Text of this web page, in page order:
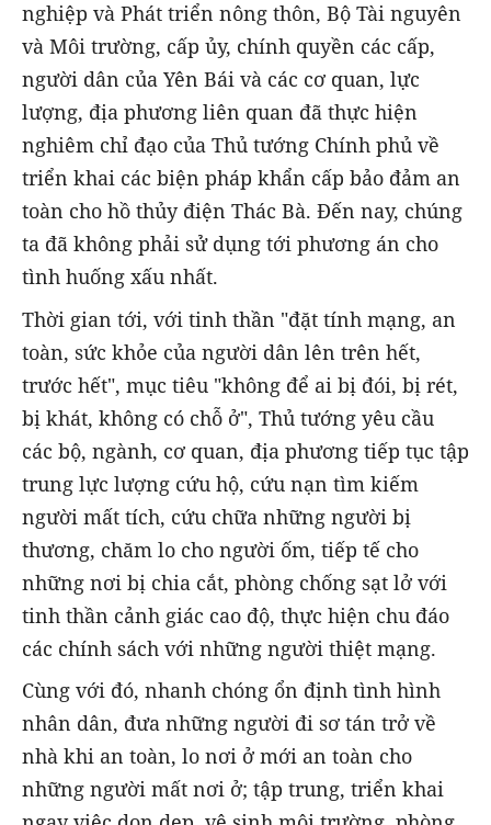
nghiệp và Phát triển nông thôn, Bộ Tài nguyên
và Môi trường, cấp ủy, chính quyền các cấp,
người dân của Yên Bái và các cơ quan, lực
lượng, địa phương liên quan đã thực hiện
nghiêm chỉ đạo của Thủ tướng Chính phủ về
triển khai các biện pháp khẩn cấp bảo đảm an
toàn cho hồ thủy điện Thác Bà. Đến nay, chúng
ta đã không phải sử dụng tới phương án cho
tình huống xấu nhất.
Thời gian tới, với tinh thần "đặt tính mạng, an
toàn, sức khỏe của người dân lên trên hết,
trước hết", mục tiêu "không để ai bị đói, bị rét,
bị khát, không có chỗ ở", Thủ tướng yêu cầu
các bộ, ngành, cơ quan, địa phương tiếp tục tập
trung lực lượng cứu hộ, cứu nạn tìm kiếm
người mất tích, cứu chữa những người bị
thương, chăm lo cho người ốm, tiếp tế cho
những nơi bị chia cắt, phòng chống sạt lở với
tinh thần cảnh giác cao độ, thực hiện chu đáo
các chính sách với những người thiệt mạng.
Cùng với đó, nhanh chóng ổn định tình hình
nhân dân, đưa những người đi sơ tán trở về
nhà khi an toàn, lo nơi ở mới an toàn cho
những người mất nơi ở; tập trung, triển khai